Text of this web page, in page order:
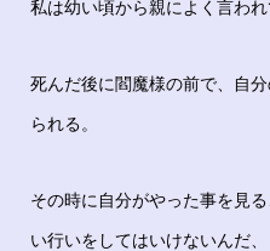
私は幼い頃から親によく言われ
死んだ後に閻魔様の前で、自
られる。
その時に自分がやった事を見
い行いをしてはいけないんだ、